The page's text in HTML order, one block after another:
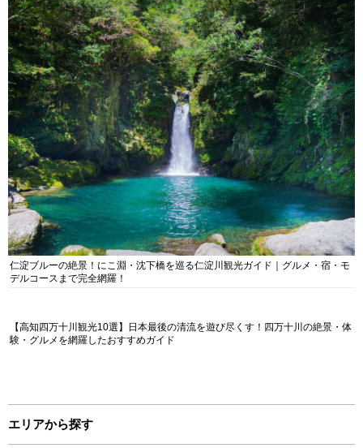
仁淀ブルーの絶景！にこ淵・沈下橋を巡る仁淀川観光ガイド｜グルメ・宿・モ
デルコースまで完全網羅！
【高知四万十川観光10選】日本最後の清流を遊び尽くす！四万十川の絶景・体
験・グルメを網羅したおすすめガイド
エリアから探す